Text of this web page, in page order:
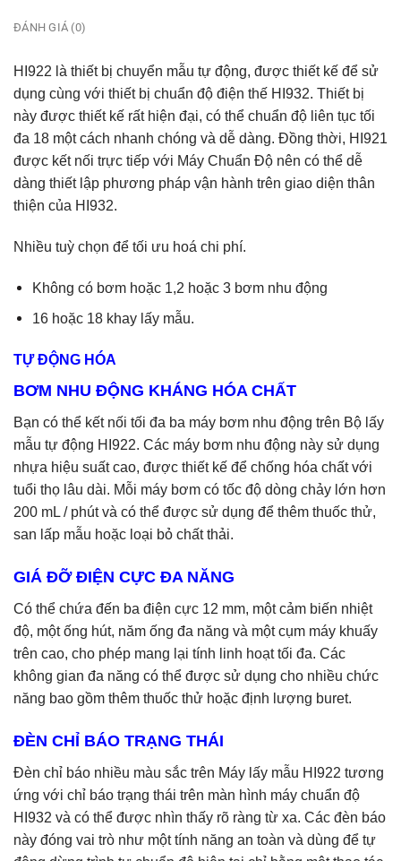
ĐÁNH GIÁ (0)
HI922 là thiết bị chuyển mẫu tự động, được thiết kế để sử
dụng cùng với thiết bị chuẩn độ điện thế HI932. Thiết bị
này được thiết kế rất hiện đại, có thể chuẩn độ liên tục tối
đa 18 một cách nhanh chóng và dễ dàng. Đồng thời, HI921
được kết nối trực tiếp với Máy Chuẩn Độ nên có thể dễ
dàng thiết lập phương pháp vận hành trên giao diện thân
thiện của HI932.
Nhiều tuỳ chọn để tối ưu hoá chi phí.
Không có bơm hoặc 1,2 hoặc 3 bơm nhu động
16 hoặc 18 khay lấy mẫu.
TỰ ĐỘNG HÓA
BƠM NHU ĐỘNG KHÁNG HÓA CHẤT
Bạn có thể kết nối tối đa ba máy bơm nhu động trên Bộ lấy
mẫu tự động HI922. Các máy bơm nhu động này sử dụng
nhựa hiệu suất cao, được thiết kế để chống hóa chất với
tuổi thọ lâu dài. Mỗi máy bơm có tốc độ dòng chảy lớn hơn
200 mL / phút và có thể được sử dụng để thêm thuốc thử,
san lấp mẫu hoặc loại bỏ chất thải.
GIÁ ĐỠ ĐIỆN CỰC ĐA NĂNG
Có thể chứa đến ba điện cực 12 mm, một cảm biến nhiệt
độ, một ống hút, năm ống đa năng và một cụm máy khuấy
trên cao, cho phép mang lại tính linh hoạt tối đa. Các
không gian đa năng có thể được sử dụng cho nhiều chức
năng bao gồm thêm thuốc thử hoặc định lượng buret.
ĐÈN CHỈ BÁO TRẠNG THÁI
Đèn chỉ báo nhiều màu sắc trên Máy lấy mẫu HI922 tương
ứng với chỉ báo trạng thái trên màn hình máy chuẩn độ
HI932 và có thể được nhìn thấy rõ ràng từ xa. Các đèn báo
này đóng vai trò như một tính năng an toàn và dùng để tự